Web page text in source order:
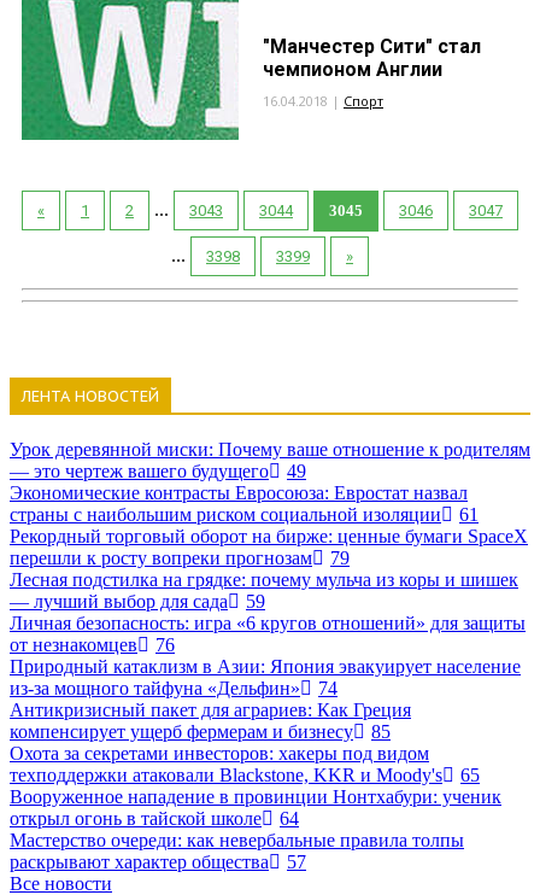
"Манчестер Сити" стал
чемпионом Англии
16.04.2018 | Спорт
« 1 2 ... 3043 3044 3045 3046 3047
... 3398 3399 »
ЛЕНТА НОВОСТЕЙ
Урок деревянной миски: Почему ваше отношение к родителям
— это чертеж вашего будущего
49
Экономические контрасты Евросоюза: Евростат назвал
страны с наибольшим риском социальной изоляции
61
Рекордный торговый оборот на бирже: ценные бумаги SpaceX
перешли к росту вопреки прогнозам
79
Лесная подстилка на грядке: почему мульча из коры и шишек
— лучший выбор для сада
59
Личная безопасность: игра «6 кругов отношений» для защиты
от незнакомцев
76
Природный катаклизм в Азии: Япония эвакуирует население
из-за мощного тайфуна «Дельфин»
74
Антикризисный пакет для аграриев: Как Греция
компенсирует ущерб фермерам и бизнесу
85
Охота за секретами инвесторов: хакеры под видом
техподдержки атаковали Blackstone, KKR и Moody's
65
Вооруженное нападение в провинции Нонтхабури: ученик
открыл огонь в тайской школе
64
Мастерство очереди: как невербальные правила толпы
раскрывают характер общества
57
Все новости